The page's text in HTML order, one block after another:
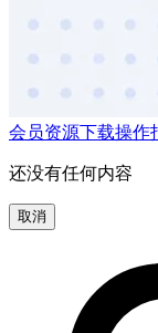
会员资源下载操作
还没有任何内容
取消